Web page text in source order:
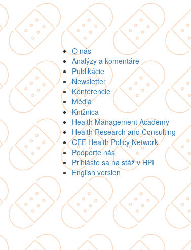
O nás
Analýzy a komentáre
Publikácie
Newsletter
Konferencie
Médiá
Knižnica
Health Management Academy
Health Research and Consulting
CEE Health Policy Network
Podporte nás
Prihláste sa na stáž v HPI
English version